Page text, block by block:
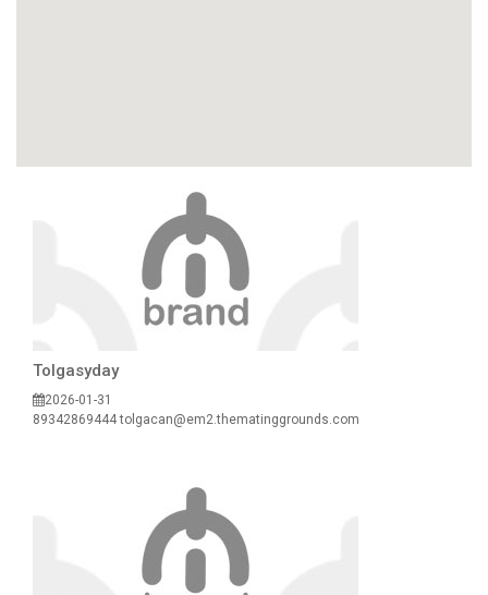
Tolgasyday
2026-01-31
89342869444 tolgacan@em2.thematinggrounds.com